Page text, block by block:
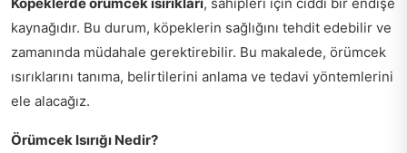
kaynağıdır. Bu durum, köpeklerin sağlığını tehdit edebilir ve
zamanında müdahale gerektirebilir. Bu makalede, örümcek
ısırıklarını tanıma, belirtilerini anlama ve tedavi yöntemlerini
ele alacağız.
Örümcek Isırığı Nedir?